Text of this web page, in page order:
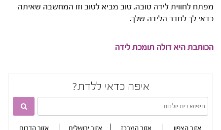
מפתח לחווית לידה טובה. טוב מביא לטוב וזו המחשבה שאיתה
כדאי לך לחדר הלידה שלך.
הכותבת היא דולה תומכת לידה
איפה כדאי ללדת?

אזור הצפון אזור המרכז אזור ירושלים אזור הדרום